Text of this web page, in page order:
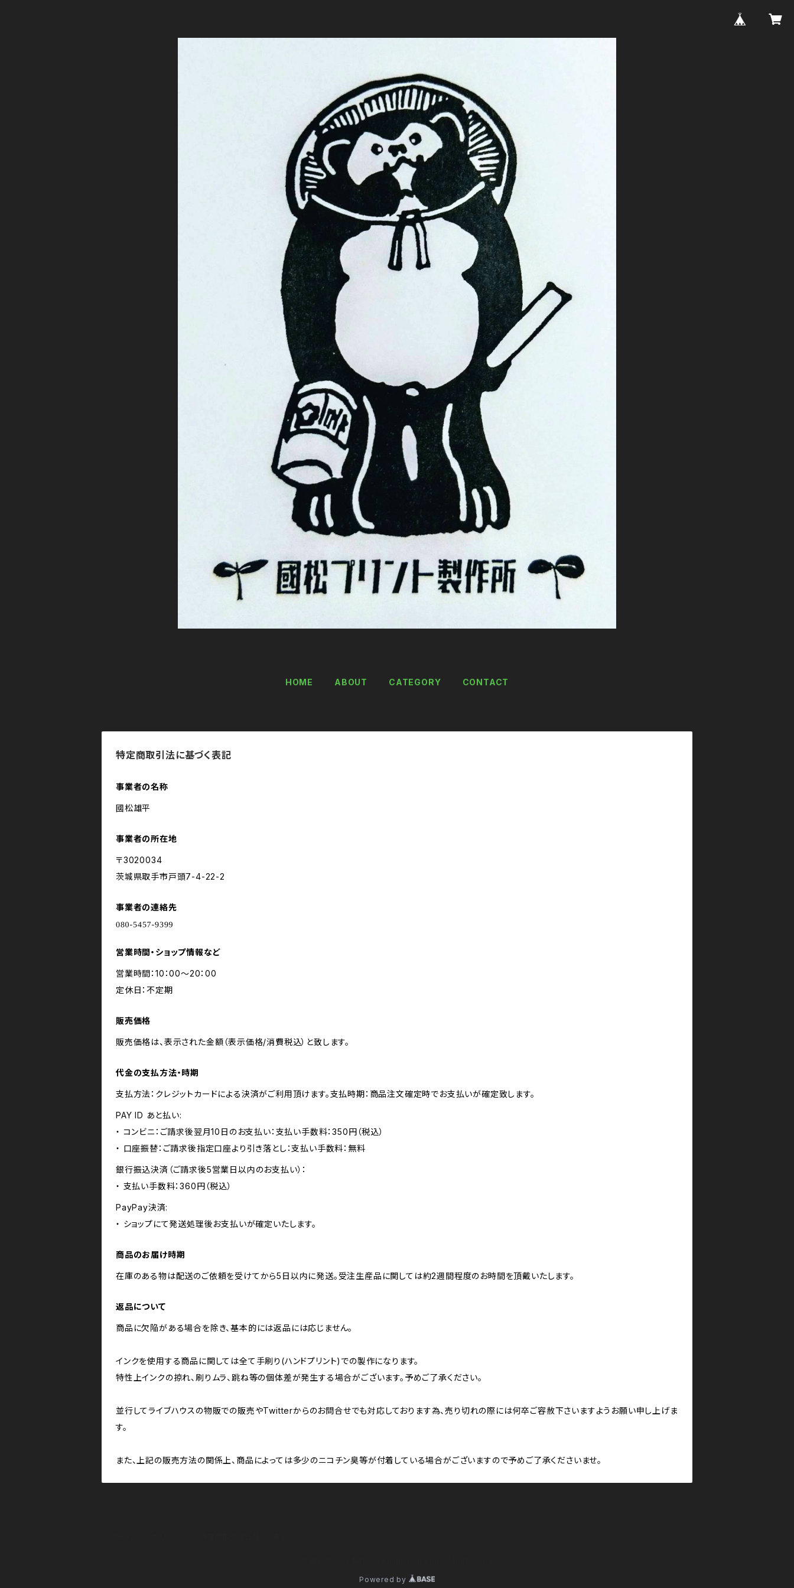
HOME ABOUT CATEGORY CONTACT
特定商取引法に基づく表記
事業者の名称
國松雄平
事業者の所在地
〒3020034
茨城県取手市戸頭7-4-22-2
事業者の連絡先
営業時間・ショップ情報など
営業時間：10：00～20：00
定休日：不定期
販売価格
販売価格は、表示された金額（表示価格/消費税込）と致します。
代金の支払方法・時期
支払方法：クレジットカードによる決済がご利用頂けます。支払時期：商品注文確定時でお支払いが確定致します。
PAY ID あと払い:
・ コンビニ：ご請求後翌月10日のお支払い：支払い手数料：350円（税込）
・ 口座振替：ご請求後指定口座より引き落とし：支払い手数料：無料
銀行振込決済（ご請求後5営業日以内のお支払い）：
・ 支払い手数料：360円（税込）
PayPay決済:
・ ショップにて発送処理後お支払いが確定いたします。
商品のお届け時期
在庫のある物は配送のご依頼を受けてから5日以内に発送。受注生産品に関しては約2週間程度のお時間を頂戴いたします。
返品について
商品に欠陥がある場合を除き、基本的には返品には応じません。
インクを使用する商品に関しては全て手刷り(ハンドプリント)での製作になります。
特性上インクの掠れ、刷りムラ、跳ね等の個体差が発生する場合がございます。予めご了承ください。
並行してライブハウスの物販での販売やTwitterからのお問合せでも対応しております為、売り切れの際には何卒ご容赦下さいますようお願い申し上げま
す。
また、上記の販売方法の関係上、商品によっては多少のニコチン臭等が付着している場合がございますので予めご了承くださいませ。
Powered by